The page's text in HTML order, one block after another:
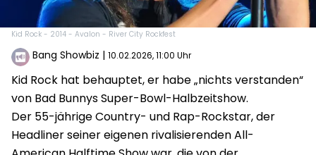
Kid Rock - 2014 - Avalon - River City Rockfest
Bang Showbiz | 10.02.2026, 11:00 Uhr
Kid Rock hat behauptet, er habe „nichts verstanden“
von Bad Bunnys Super-Bowl-Halbzeitshow.
Der 55-jährige Country- und Rap-Rockstar, der
Headliner seiner eigenen rivalisierenden All-